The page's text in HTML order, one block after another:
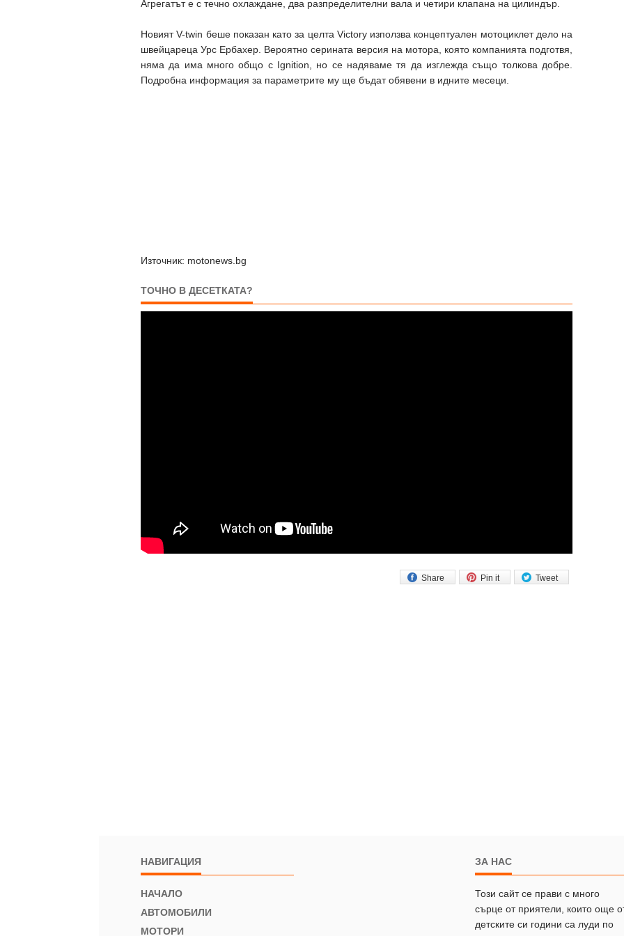
Агрегатът е с течно охлаждане, два разпределителни вала и четири клапана на цилиндър.
Новият V-twin беше показан като за целта Victory използва концептуален мотоциклет дело на
швейцареца Урс Ербахер. Вероятно серината версия на мотора, която компанията подготвя,
няма да има много общо с Ignition, но се надяваме тя да изглежда също толкова добре.
Подробна информация за параметрите му ще бъдат обявени в идните месеци.
Източник: motonews.bg
ТОЧНО В ДЕСЕТКАТА?
Tweet
Pin it
Share
НАВИГАЦИЯ
НАЧАЛО
АВТОМОБИЛИ
МОТОРИ
ЗА НАС
Този сайт се прави с много
сърце от приятели, които още
детските си години са луди по